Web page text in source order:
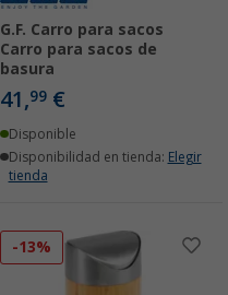
G.F. Carro para sacos
Carro para sacos de
basura
41,99 €
Disponible
Disponibilidad en tienda: Elegir
tienda
-13%